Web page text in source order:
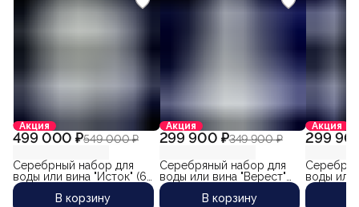
Акция
499 000 ₽549 000 ₽
Серебрный набор для
воды или вина "Исток" (6
предметов) объем
кувшина 1500 мл.
В корзину
Акция
299 900 ₽349 900 ₽
Серебряный набор для
воды или вина "Верест"
два предмета, объем
кувшина 1500 мл
В корзину
Акция
299
воды или